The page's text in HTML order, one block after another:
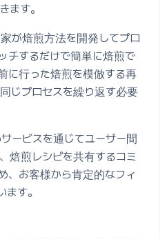
ます。
が焙煎方法を開発してプロ
チするだけで簡単に焙煎で
に行った焙煎を模倣する再
じプロセスを繰り返す必要
ービスを通じてユーザー間
焙煎レシピを共有するコミ
、お客様から肯定的なフィ
す。